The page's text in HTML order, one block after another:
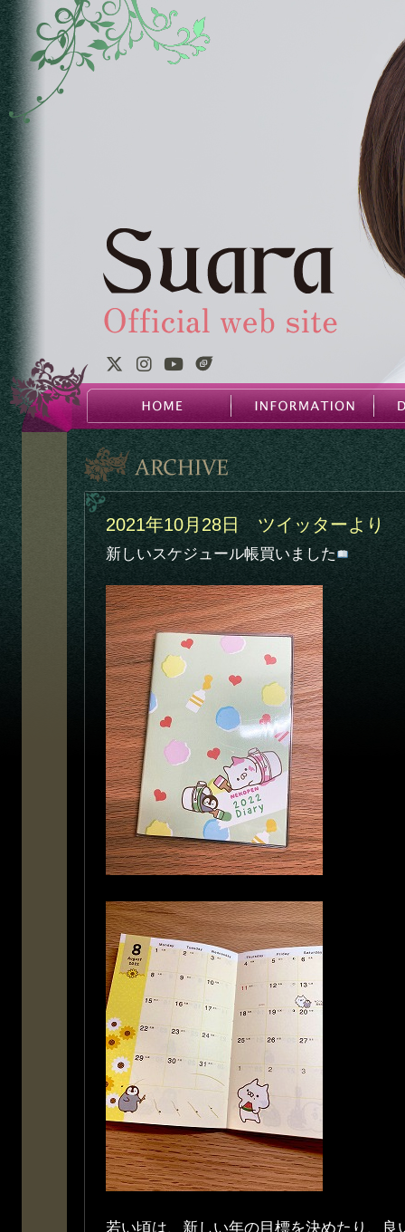
2021年10月28日 ツイッターより
新しいスケジュール帳買いました
若い頃は、新しい年の目標を決めたり、良